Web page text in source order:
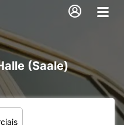
(Saale)